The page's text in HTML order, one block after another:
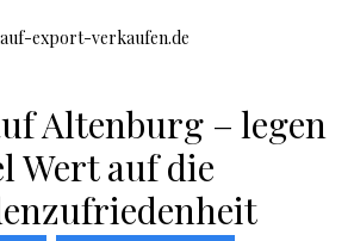
export-verkaufen.de
Altenburg – legen
Wert auf die